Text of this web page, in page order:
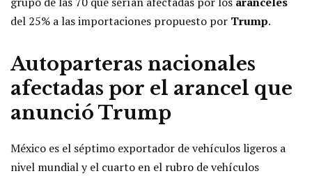
del 25% a las importaciones propuesto por Trump.
Autoparteras nacionales
afectadas por el arancel que
anunció Trump
México es el séptimo exportador de vehículos ligeros a
nivel mundial y el cuarto en el rubro de vehículos